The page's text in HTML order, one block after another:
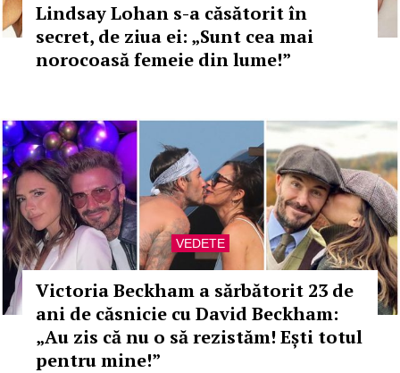
Lindsay Lohan s-a căsătorit în
secret, de ziua ei: „Sunt cea mai
norocoasă femeie din lume!”
VEDETE
Victoria Beckham a sărbătorit 23 de
ani de căsnicie cu David Beckham:
„Au zis că nu o să rezistăm! Ești totul
pentru mine!”